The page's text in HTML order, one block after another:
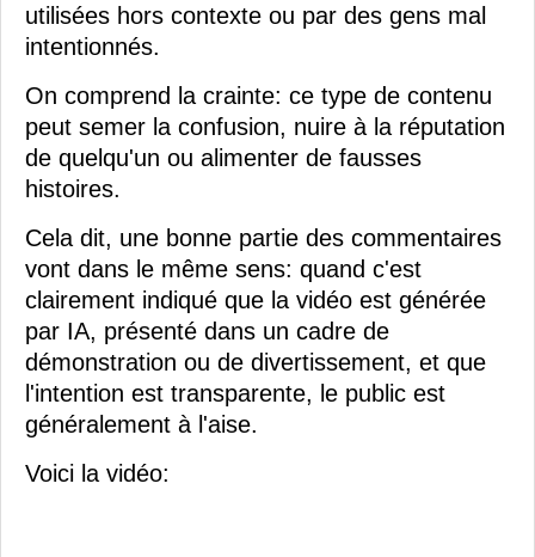
utilisées hors contexte ou par des gens mal
intentionnés.
On comprend la crainte: ce type de contenu
peut semer la confusion, nuire à la réputation
de quelqu'un ou alimenter de fausses
histoires.
Cela dit, une bonne partie des commentaires
vont dans le même sens: quand c'est
clairement indiqué que la vidéo est générée
par IA, présenté dans un cadre de
démonstration ou de divertissement, et que
l'intention est transparente, le public est
généralement à l'aise.
Voici la vidéo: